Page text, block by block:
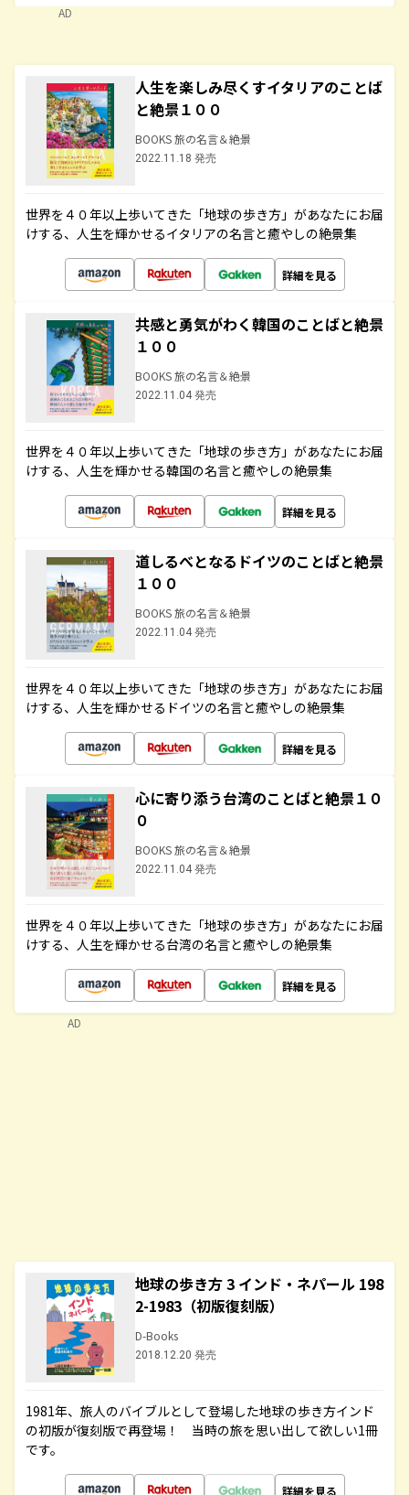
AD
人生を楽しみ尽くすイタリアのことば
と絶景１００
BOOKS 旅の名言＆絶景
2022.11.18 発売
世界を４０年以上歩いてきた「地球の歩き方」があなたにお届
けする、人生を輝かせるイタリアの名言と癒やしの絶景集
詳細を見る
共感と勇気がわく韓国のことばと絶景
１００
BOOKS 旅の名言＆絶景
2022.11.04 発売
世界を４０年以上歩いてきた「地球の歩き方」があなたにお届
けする、人生を輝かせる韓国の名言と癒やしの絶景集
詳細を見る
道しるべとなるドイツのことばと絶景
１００
BOOKS 旅の名言＆絶景
2022.11.04 発売
世界を４０年以上歩いてきた「地球の歩き方」があなたにお届
けする、人生を輝かせるドイツの名言と癒やしの絶景集
詳細を見る
心に寄り添う台湾のことばと絶景１０
０
BOOKS 旅の名言＆絶景
2022.11.04 発売
世界を４０年以上歩いてきた「地球の歩き方」があなたにお届
けする、人生を輝かせる台湾の名言と癒やしの絶景集
詳細を見る
地球の歩き方 3 インド・ネパール 198
2-1983（初版復刻版）
D-Books
2018.12.20 発売
1981年、旅人のバイブルとして登場した地球の歩き方インド
の初版が復刻版で再登場！ 当時の旅を思い出して欲しい1冊
です。
詳細を見る
AD